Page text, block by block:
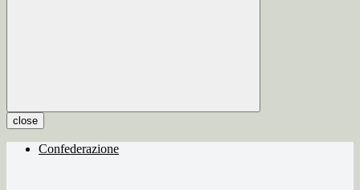
close
Confederazione